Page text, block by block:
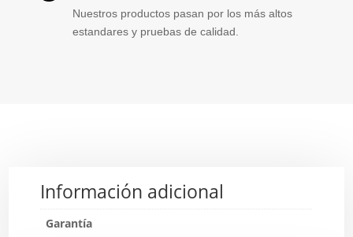
Nuestros productos pasan por los más altos
estandares y pruebas de calidad.
Información adicional
Garantía